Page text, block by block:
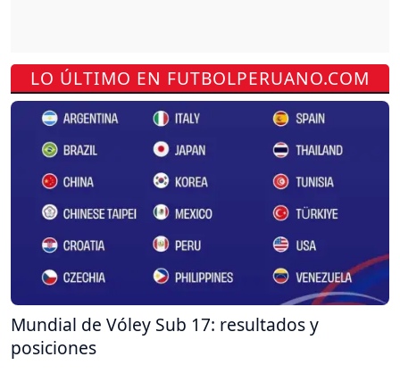
LO ÚLTIMO EN FUTBOLPERUANO.COM
Mundial de Vóley Sub 17: resultados y
posiciones